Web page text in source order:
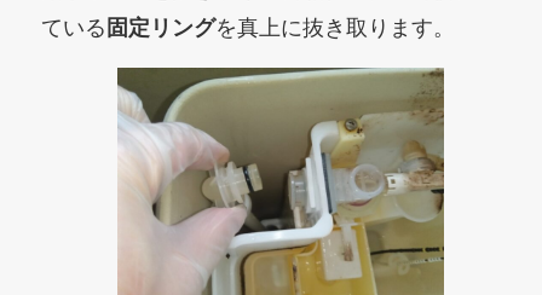
ている 固定リングを真上に抜き取ります。